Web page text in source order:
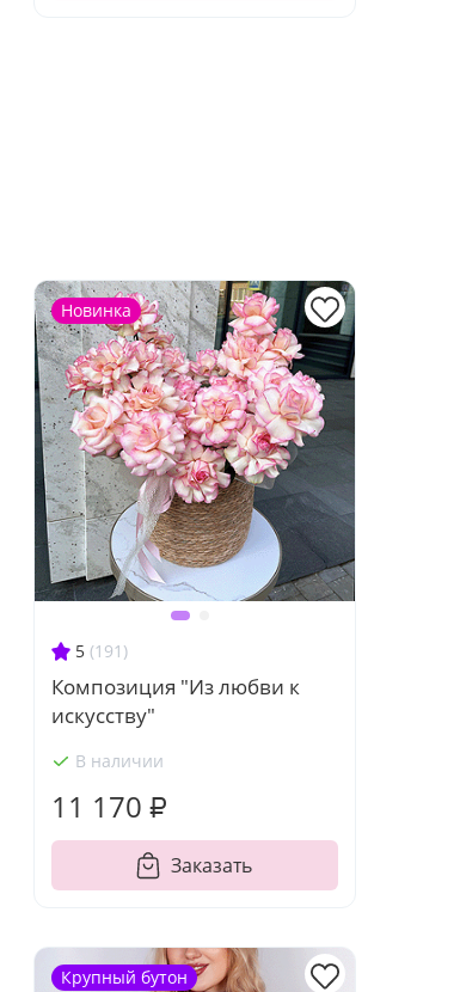
5 (191)
Композиция "Из любви к
искусству"
В наличии
11 170 ₽
Заказать
Новинка
Крупный бутон